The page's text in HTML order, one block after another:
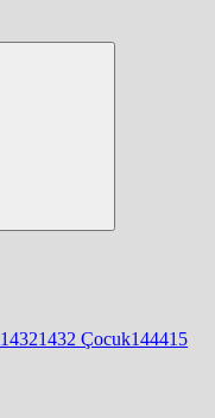
14321432 Çocuk144415